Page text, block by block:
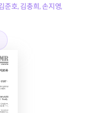
준호, 김충희, 손지영,